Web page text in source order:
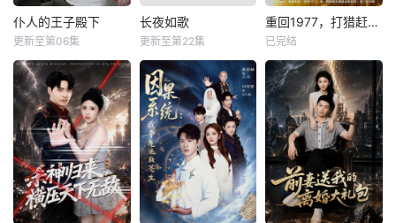
仆人的王子殿下
更新至第06集
长夜如歌
更新至第22集
重回1977，打猎赶山娶老婆
已完结